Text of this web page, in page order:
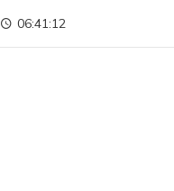
06:41:13